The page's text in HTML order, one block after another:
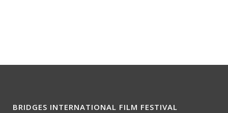
BRIDGES INTERNATIONAL FILM FESTIVAL